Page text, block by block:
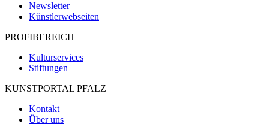
Newsletter
Künstlerwebseiten
PROFIBEREICH
Kulturservices
Stiftungen
KUNSTPORTAL PFALZ
Kontakt
Über uns